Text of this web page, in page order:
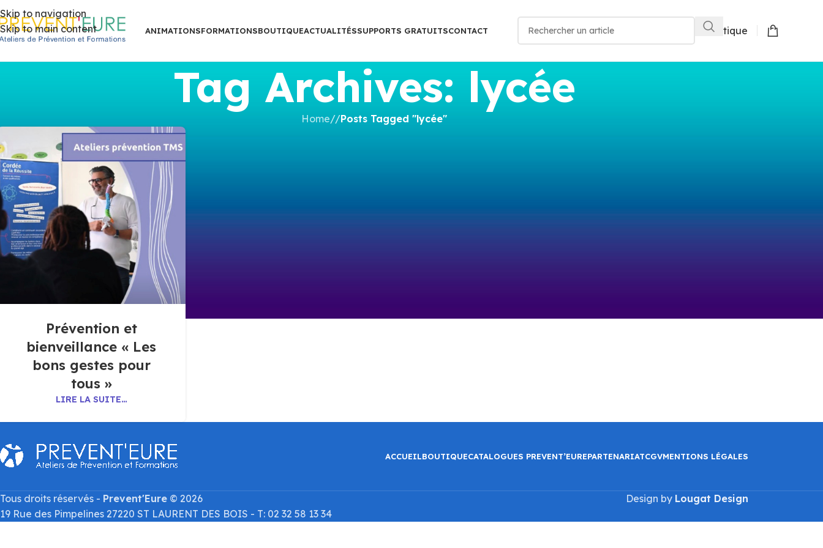
Skip to navigation
Skip to main content
ANIMATIONSFORMATIONSBOUTIQUEACTUALITÉSSUPPORTS GRATUITSCONTACT Boutique
Tag Archives: lycée
Home/ Posts Tagged "lycée"
Prévention et
bienveillance « Les
bons gestes pour
tous »
LIRE LA SUITE…
ACCUEILBOUTIQUECATALOGUES PREVENT’EUREPARTENARIATCGVMENTIONS LÉGALES
Tous droits réservés - Prevent'Eure © 2026
19 Rue des Pimpelines 27220 ST LAURENT DES BOIS - T: 02 32 58 13 34
Design by Lougat Design